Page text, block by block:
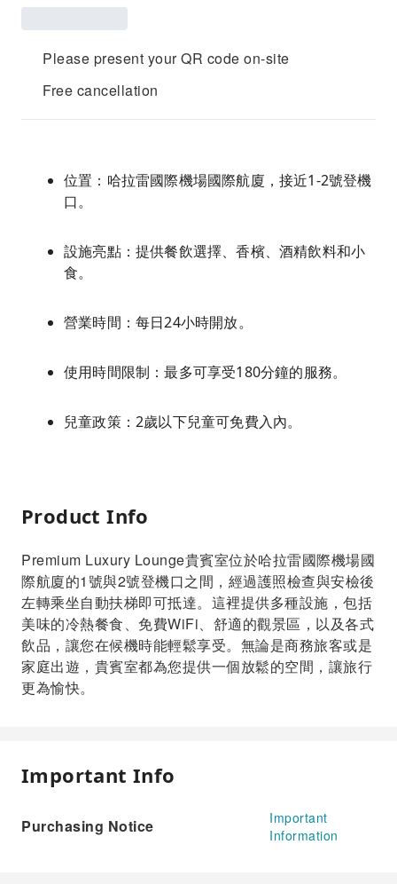
Please present your QR code on-site
Free cancellation
位置：哈拉雷國際機場國際航廈，接近1-2號登機
口。
設施亮點：提供餐飲選擇、香檳、酒精飲料和小
食。
營業時間：每日24小時開放。
使用時間限制：最多可享受180分鐘的服務。
兒童政策：2歲以下兒童可免費入內。
Product Info
Premium Luxury Lounge貴賓室位於哈拉雷國際機場國
際航廈的1號與2號登機口之間，經過護照檢查與安檢後
左轉乘坐自動扶梯即可抵達。這裡提供多種設施，包括
美味的冷熱餐食、免費WiFi、舒適的觀景區，以及各式
飲品，讓您在候機時能輕鬆享受。無論是商務旅客或是
家庭出遊，貴賓室都為您提供一個放鬆的空間，讓旅行
更為愉快。
Important Info
Purchasing Notice
Important
Information